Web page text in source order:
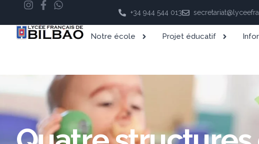
+34 944 544 013
Notre école Projet éducatif